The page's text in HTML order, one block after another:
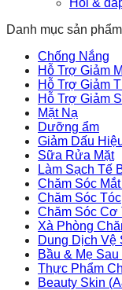
Danh mục sản phẩm
Chống Nắng
Hỗ Trợ Giảm
Hỗ Trợ Giảm
Hỗ Trợ Giảm
Mặt Nạ
Dưỡng ẩm
Giảm Dấu
Sữa Rửa Mặt
Làm Sạch Tế
Chăm Sóc
Chăm Sóc Tóc
Chăm Sóc Cơ
Xà Phòng
Dung Dịch Vệ
Bầu & Mẹ Sau
Thực Phẩm
Beauty Skin